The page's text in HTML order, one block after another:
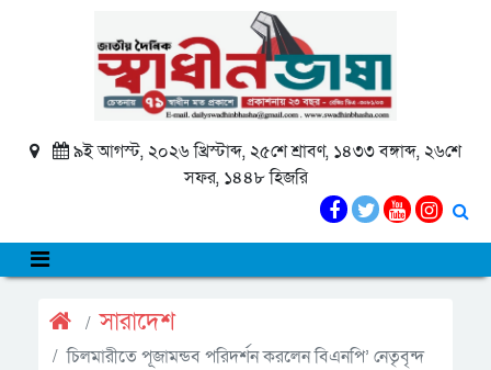
৯ই আগস্ট, ২০২৬ খ্রিস্টাব্দ, ২৫শে শ্রাবণ, ১৪৩৩ বঙ্গাব্দ, ২৬শে
সফর, ১৪৪৮ হিজরি
সারাদেশ
চিলমারীতে পূজামন্ডব পরিদর্শন করলেন বিএনপি’ নেতৃবৃন্দ